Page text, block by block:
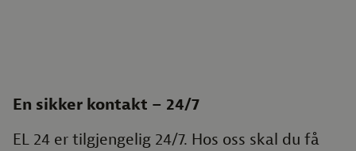
En sikker kontakt – 24/7
EL 24 er tilgjengelig 24/7. Hos oss skal du få